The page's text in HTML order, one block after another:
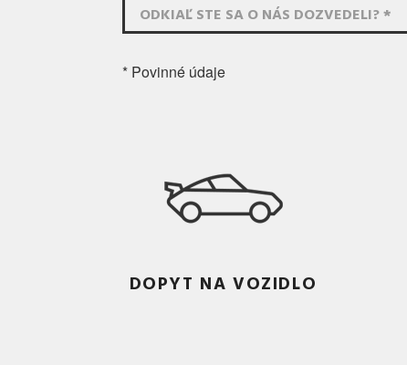
ODKIAĽ STE SA O NÁS DOZVEDELI? *
* Povinné údaje
DOPYT NA VOZIDLO